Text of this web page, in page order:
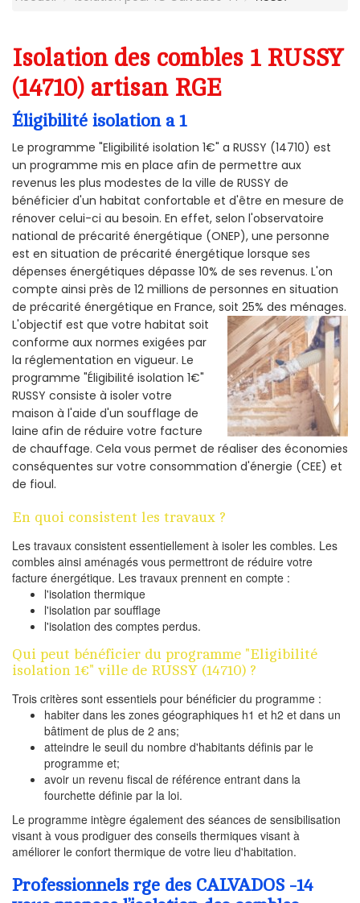
Isolation des combles 1 RUSSY
(14710) artisan RGE
Éligibilité isolation a 1
Le programme "Eligibilité isolation 1€" a RUSSY (14710) est
un programme mis en place afin de permettre aux
revenus les plus modestes de la ville de RUSSY de
bénéficier d'un habitat confortable et d'être en mesure de
rénover celui-ci au besoin. En effet, selon l'observatoire
national de précarité énergétique (ONEP), une personne
est en situation de précarité énergétique lorsque ses
dépenses énergétiques dépasse 10% de ses revenus. L'on
compte ainsi près de 12 millions de personnes en situation
de précarité énergétique en France, soit 25% des ménages.
L'objectif est que votre habitat soit
conforme aux normes exigées par
la réglementation en vigueur. Le
programme "Éligibilité isolation 1€"
RUSSY consiste à isoler votre
maison à l'aide d'un soufflage de
laine afin de réduire votre facture
de chauffage. Cela vous permet de réaliser des économies
conséquentes sur votre consommation d'énergie (CEE) et
de fioul.
En quoi consistent les travaux ?
Les travaux consistent essentiellement à isoler les combles. Les
combles ainsi aménagés vous permettront de réduire votre
facture énergétique. Les travaux prennent en compte :
l'isolation thermique
l'isolation par soufflage
l'isolation des comptes perdus.
Qui peut bénéficier du programme "Eligibilité
isolation 1€" ville de RUSSY (14710) ?
Trois critères sont essentiels pour bénéficier du programme :
habiter dans les zones géographiques h1 et h2 et dans un
bâtiment de plus de 2 ans;
atteindre le seuil du nombre d'habitants définis par le
programme et;
avoir un revenu fiscal de référence entrant dans la
fourchette définie par la loi.
Le programme intègre également des séances de sensibilisation
visant à vous prodiguer des conseils thermiques visant à
améliorer le confort thermique de votre lieu d'habitation.
Professionnels rge des CALVADOS -14